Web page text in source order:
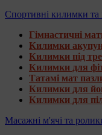
Спортивні килимки та
Гімнастичні
Килимки
Килимки під
Килимки для
Татамі мат
Килимки для
Килимки для
Масажні м'ячі та